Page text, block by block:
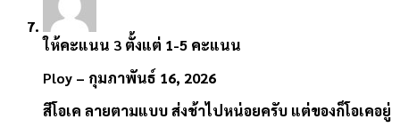
ให้คะแนน 3 ตั้งแต่ 1-5 คะแนน
Ploy – กุมภาพันธ์ 16, 2026
สีโอเค ลายตามแบบ ส่งช้าไปหน่อยครับ แต่ของก็โอเคอยู่